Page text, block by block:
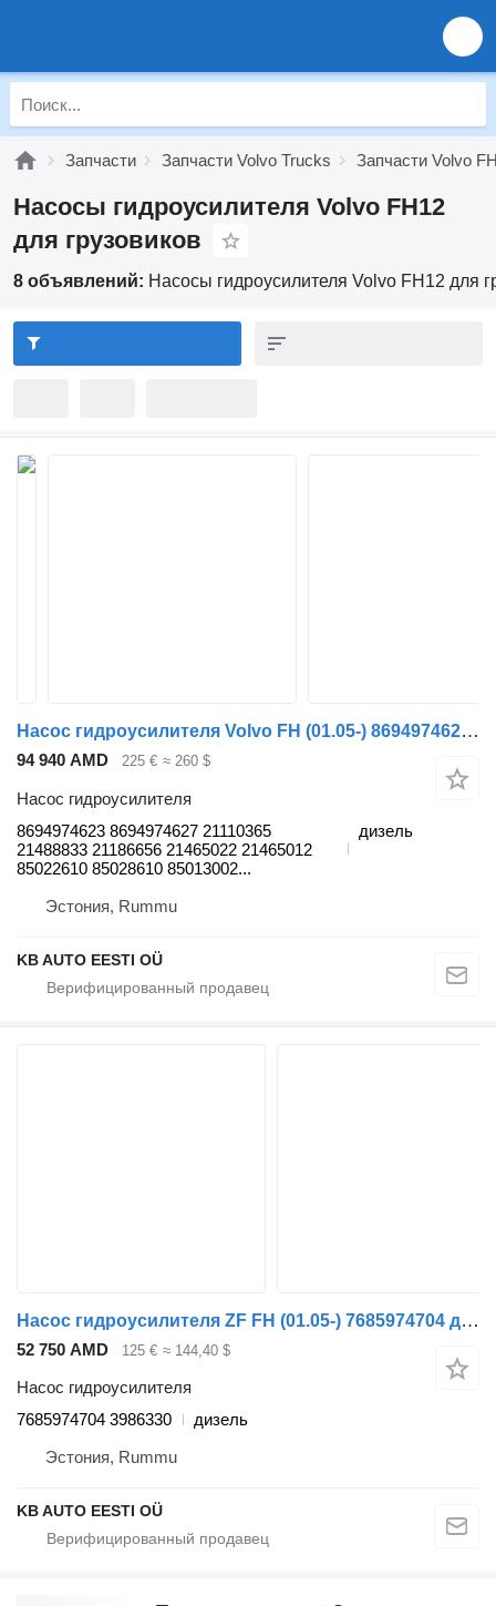
Запчасти Запчасти Volvo Trucks Запчасти Volvo
Насосы гидроусилителя Volvo FH12
для грузовиков
8 объявлений: Насосы гидроусилителя Volvo FH12 для
Насос гидроусилителя Volvo FH (01.05-) 8694974623 для грузовика Volvo FH12, FH16, NH12, FH, VNL780 (1993-2014)
94 940 AMD 225 € ≈ 260 $
Насос гидроусилителя
8694974623 8694974627 21110365
21488833 21186656 21465022 21465012
85022610 85028610 85013002...
дизель
Эстония, Rummu
KB AUTO EESTI OÜ
Насос гидроусилителя ZF FH (01.05-) 7685974704 для грузовика Volvo FH12, FH16, NH12, FH, VNL780 (1993-2014)
52 750 AMD 125 € ≈ 144,40 $
Насос гидроусилителя
7685974704 3986330
дизель
Эстония, Rummu
KB AUTO EESTI OÜ